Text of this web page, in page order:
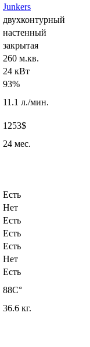
Junkers
двухконтурный
настенный
закрытая
260 м.кв.
24 кВт
93%
11.1 л./мин.
1253$
24 мес.
Есть
Нет
Есть
Есть
Есть
Нет
Есть
88C°
36.6 кг.